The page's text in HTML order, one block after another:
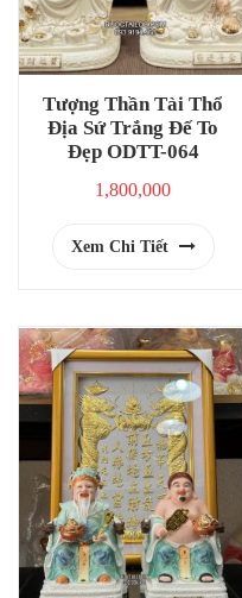
Tượng Thần Tài Thổ
Địa Sứ Trắng Đế To
Đẹp ODTT-064
1,800,000
Xem Chi Tiết